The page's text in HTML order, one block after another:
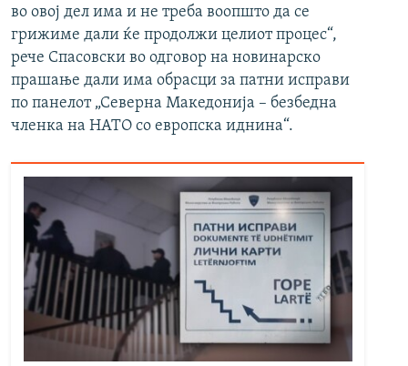
во овој дел има и не треба воопшто да се
грижиме дали ќе продолжи целиот процес“,
рече Спасовски во одговор на новинарско
прашање дали има обрасци за патни исправи
по панелот „Северна Македонија – безбедна
членка на НАТО со европска иднина“.